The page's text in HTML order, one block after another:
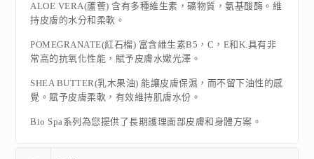
ALOE VERA(蘆薈) 含有多種維生素，礦物質，氨基酸酶。維
持皮膚的水分和柔軟。
POMEGRANATE(紅石榴) 富含維生素B5，C，E和K.具有非
常高的抗氧化性能，賦予皮膚水嫰光澤。
SHEA BUTTER(乳木果油) 能讓皮膚保濕，而不留下油性的感
覺。賦予皮膚柔軟，有效維持肌膚水份。
Bio Spa系列為您提供了長期護理面部皮膚和身體方案。